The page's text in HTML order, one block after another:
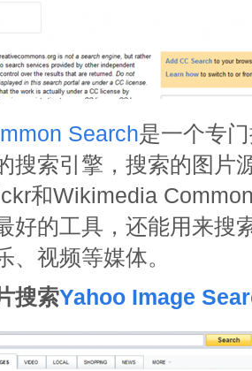
Search是一个专
搜索引擎，搜索的图片
和Wikimedia
好的工具，还能用来搜
、视频等媒体。
搜索Yahoo Image